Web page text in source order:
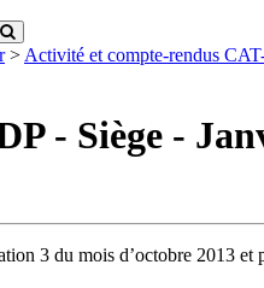
> Activité et compte-rendus
- Siège -
3 du mois d’octobre 2013